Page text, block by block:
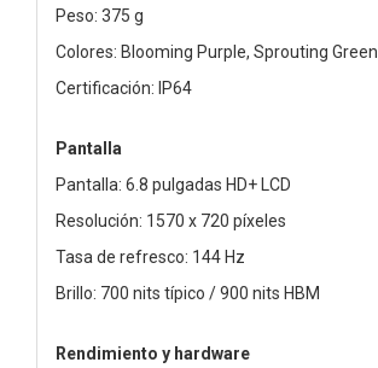
Peso: 375 g
Colores: Blooming Purple, Sprouting Green
Certificación: IP64
Pantalla
Pantalla: 6.8 pulgadas HD+ LCD
Resolución: 1570 x 720 píxeles
Tasa de refresco: 144 Hz
Brillo: 700 nits típico / 900 nits HBM
Rendimiento y hardware